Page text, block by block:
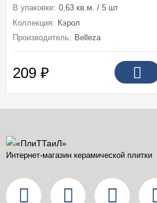
В упаковке: 0,63 кв.м. / 5 шт
Коллекция: Кэрол
Производитель: Belleza
209 ₽
Интернет-магазин керамической плитки